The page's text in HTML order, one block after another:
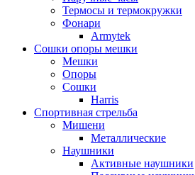
Термосы и термокружки
Фонари
Armytek
Сошки опоры мешки
Мешки
Опоры
Сошки
Harris
Спортивная стрельба
Мишени
Металлические
Наушники
Активные наушники